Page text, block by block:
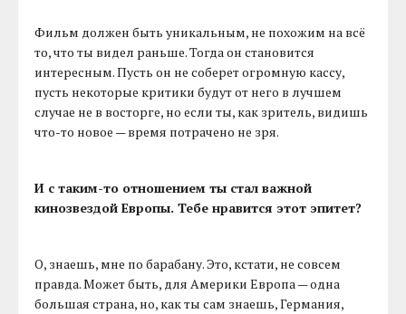
Фильм должен быть уникальным, не похожим на всё
то, что ты видел раньше. Тогда он становится
интересным. Пусть он не соберет огромную кассу,
пусть некоторые критики будут от него в лучшем
случае не в восторге, но если ты, как зритель, видишь
что-то новое — время потрачено не зря.
И с таким-то отношением ты стал важной
кинозвездой Европы. Тебе нравится этот эпитет?
О, знаешь, мне по барабану. Это, кстати, не совсем
правда. Может быть, для Америки Европа — одна
большая страна, но, как ты сам знаешь, Германия,